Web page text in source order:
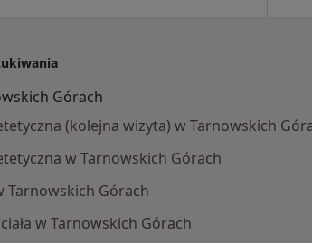
Górach
(kolejna wizyta) w Tarnowskich
w Tarnowskich Górach
Tarnowskich Górach
w Tarnowskich Górach